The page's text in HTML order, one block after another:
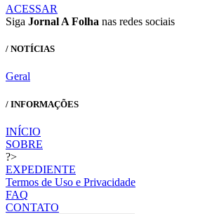
ACESSAR
Siga Jornal A Folha nas redes sociais
/ NOTÍCIAS
Geral
/ INFORMAÇÕES
INÍCIO
SOBRE
?>
EXPEDIENTE
Termos de Uso e Privacidade
FAQ
CONTATO